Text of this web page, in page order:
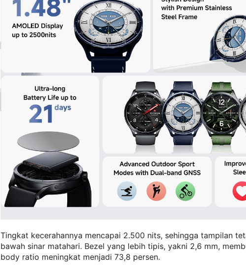
Tingkat kecerahannya mencapai 2.500 nits, sehingga tampilan
bawah sinar matahari. Bezel yang lebih tipis, yakni 2,6 mm,
body ratio meningkat menjadi 73,8 persen.